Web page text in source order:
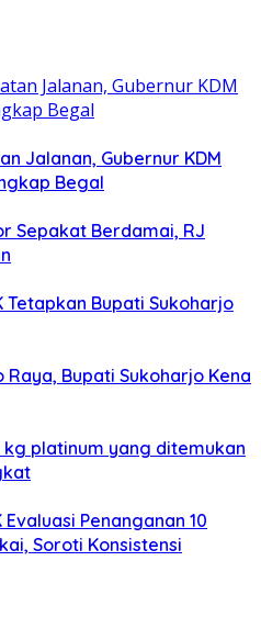
Jalanan, Gubernur KDM
Begal
Sepakat Berdamai, RJ
Tetapkan Bupati Sukoharjo
Raya, Bupati Sukoharjo Kena
kg platinum yang ditemukan
Evaluasi Penanganan 10
Soroti Konsistensi